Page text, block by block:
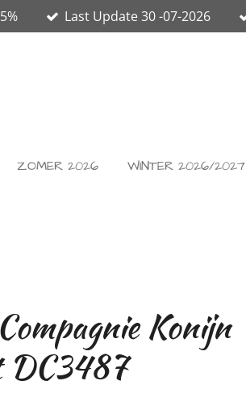
Last Update 30 -07-2026
ZOMER 2026
WINTER 2026/2027
Konijn
DC3487